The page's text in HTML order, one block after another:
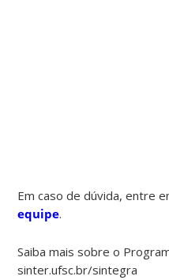
Em caso de dúvida, entre
equipe.
Saiba mais sobre o
sinter.ufsc.br/sintegra